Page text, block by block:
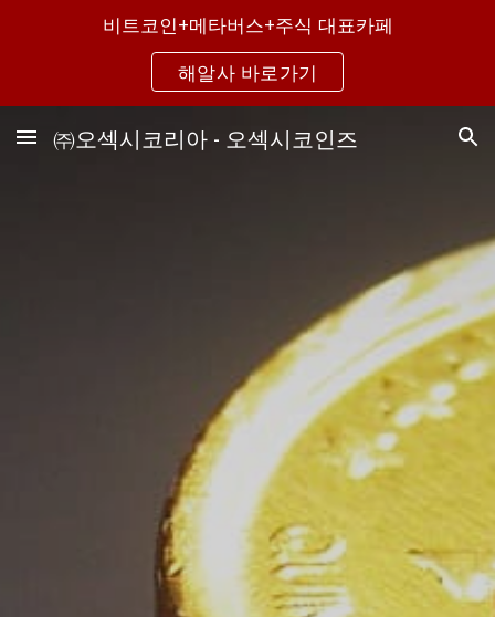
Skip to main content Skip to navigation
비트코인+메타버스+주식 대표카페
해알사 바로가기
㈜오섹시코리아 - 오섹시코인즈